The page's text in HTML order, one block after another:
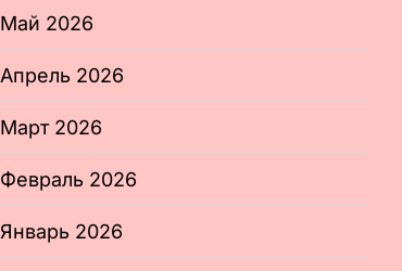
Май 2026
Апрель 2026
Март 2026
Февраль 2026
Январь 2026